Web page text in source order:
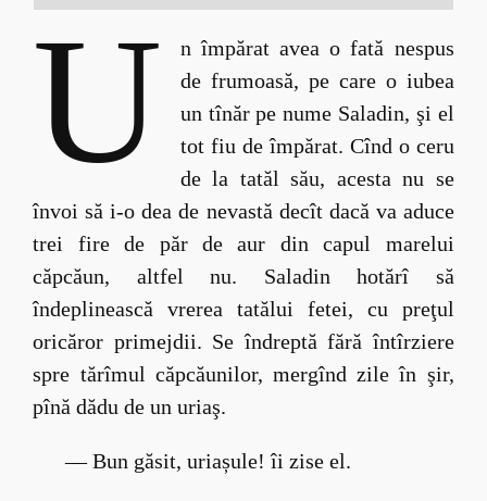
U
n împărat avea o fată nespus
de frumoasă, pe care o iubea
un tînăr pe nume Saladin, şi el
tot fiu de împărat. Cînd o ceru
de la tatăl său, acesta nu se
învoi să i-o dea de nevastă decît dacă va aduce
trei fire de păr de aur din capul marelui
căpcăun, altfel nu. Saladin hotărî să
îndeplinească vrerea tatălui fetei, cu preţul
oricăror primejdii. Se îndreptă fără întîrziere
spre tărîmul căpcăunilor, mergînd zile în şir,
pînă dădu de un uriaş.
— Bun găsit, uriașule! îi zise el.